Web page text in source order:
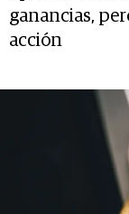
ganancias,
acción